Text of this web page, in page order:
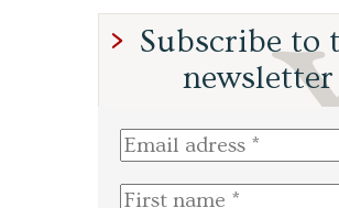
Subscribe to
newsletter